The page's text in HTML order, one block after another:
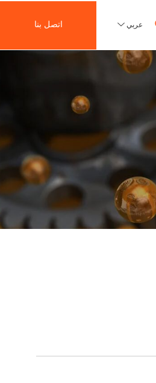
عربي اتصل بنا